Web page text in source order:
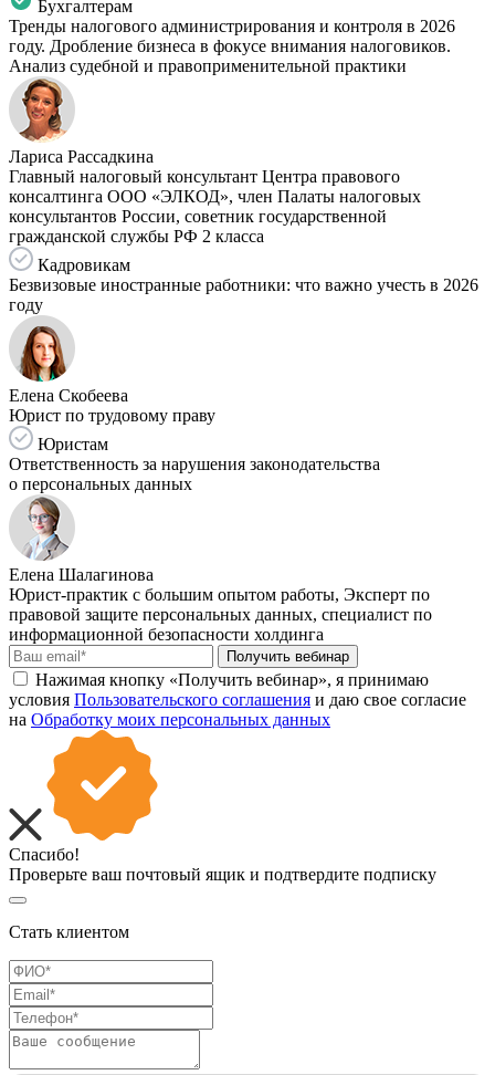
Бухгалтерам
Тренды налогового администрирования и контроля в 2026
году. Дробление бизнеса в фокусе внимания налоговиков.
Анализ судебной и правоприменительной практики
Лариса Рассадкина
Главный налоговый консультант Центра правового
консалтинга ООО «ЭЛКОД», член Палаты налоговых
консультантов России, советник государственной
гражданской службы РФ 2 класса
Кадровикам
Безвизовые иностранные работники: что важно учесть в 2026
году
Елена Скобеева
Юрист по трудовому праву
Юристам
Ответственность за нарушения законодательства
о персональных данных
Елена Шалагинова
Юрист-практик с большим опытом работы, Эксперт по
правовой защите персональных данных, специалист по
информационной безопасности холдинга
Получить вебинар
Нажимая кнопку «Получить вебинар», я принимаю
условия Пользовательского соглашения и даю свое согласие
на Обработку моих персональных данных
Спасибо!
Проверьте ваш почтовый ящик и подтвердите подписку
Стать клиентом